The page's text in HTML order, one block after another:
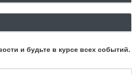
и будьте в курсе всех событий.